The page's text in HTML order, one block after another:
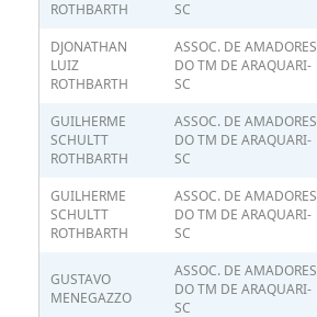
ROTHBARTH
SC
DJONATHAN
LUIZ
ROTHBARTH
ASSOC. DE AMADORES
DO TM DE ARAQUARI-
SC
GUILHERME
SCHULTT
ROTHBARTH
ASSOC. DE AMADORES
DO TM DE ARAQUARI-
SC
GUILHERME
SCHULTT
ROTHBARTH
ASSOC. DE AMADORES
DO TM DE ARAQUARI-
SC
GUSTAVO
MENEGAZZO
ASSOC. DE AMADORES
DO TM DE ARAQUARI-
SC